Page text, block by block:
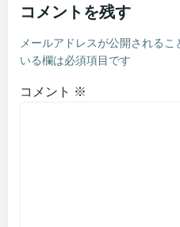
コメントを残す
メールアドレスが公開されるこ
いる欄は必須項目です
コメント ※